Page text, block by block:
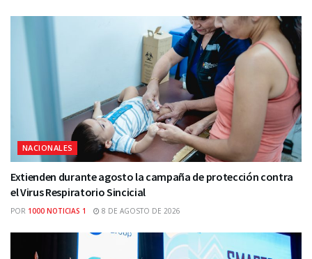
NACIONALES
Extienden durante agosto la campaña de protección contra
el Virus Respiratorio Sincicial
POR 1000 NOTICIAS 1 8 DE AGOSTO DE 2026